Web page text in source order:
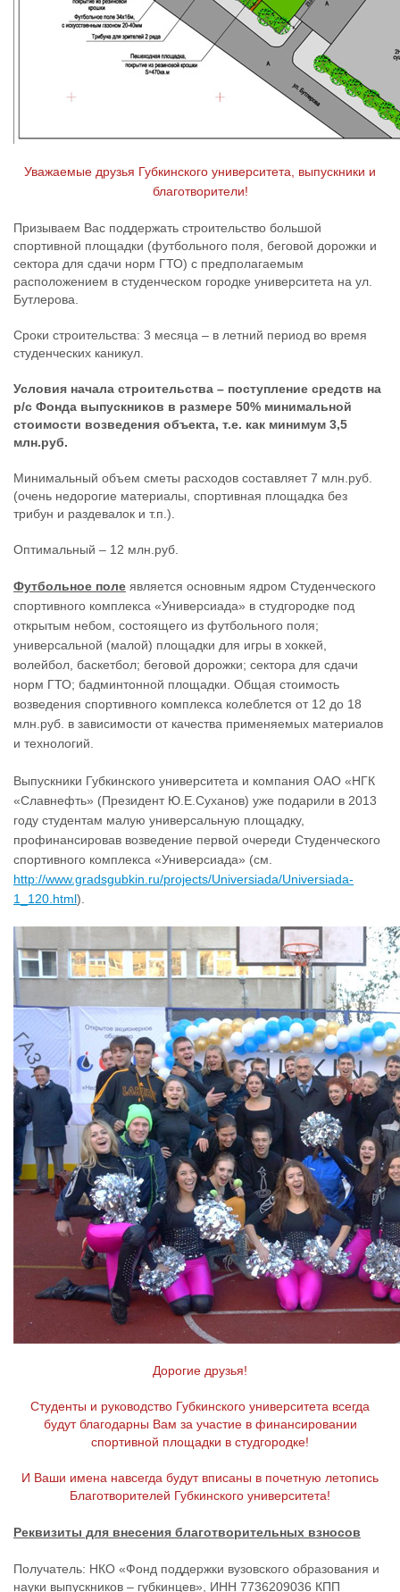
Уважаемые друзья Губкинского университета, выпускники и
благотворители!
Призываем Вас поддержать строительство большой
спортивной площадки (футбольного поля, беговой дорожки и
сектора для сдачи норм ГТО) с предполагаемым
расположением в студенческом городке университета на ул.
Бутлерова.
Сроки строительства: 3 месяца – в летний период во время
студенческих каникул.
Условия начала строительства – поступление средств на
р/с Фонда выпускников в размере 50% минимальной
стоимости возведения объекта, т.е. как минимум 3,5
млн.руб.
Минимальный объем сметы расходов составляет 7 млн.руб.
(очень недорогие материалы, спортивная площадка без
трибун и раздевалок и т.п.).
Оптимальный – 12 млн.руб.
Футбольное поле является основным ядром Студенческого
спортивного комплекса «Универсиада» в студгородке под
открытым небом, состоящего из футбольного поля;
универсальной (малой) площадки для игры в хоккей,
волейбол, баскетбол; беговой дорожки; сектора для сдачи
норм ГТО; бадминтонной площадки. Общая стоимость
возведения спортивного комплекса колеблется от 12 до 18
млн.руб. в зависимости от качества применяемых материалов
и технологий.
Выпускники Губкинского университета и компания ОАО «НГК
«Славнефть» (Президент Ю.Е.Суханов) уже подарили в 2013
году студентам малую универсальную площадку,
профинансировав возведение первой очереди Студенческого
спортивного комплекса «Универсиада» (см.
http://www.gradsgubkin.ru/projects/Universiada/Universiada-
1_120.html).
Дорогие друзья!
Студенты и руководство Губкинского университета всегда
будут благодарны Вам за участие в финансировании
спортивной площадки в студгородке!
И Ваши имена навсегда будут вписаны в почетную летопись
Благотворителей Губкинского университета!
Реквизиты для внесения благотворительных взносов
Получатель: НКО «Фонд поддержки вузовского образования и
науки выпускников – губкинцев», ИНН 7736209036 КПП